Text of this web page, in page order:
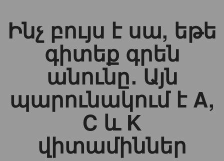
Ինչ բույս է սա, եթե
գիտեք գրեն
անունը․ Այն
պարունակում է A,
C և K
վիտամիններ